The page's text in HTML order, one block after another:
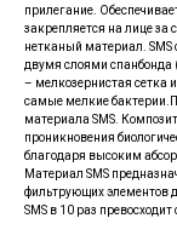
прилегание.
закрепляется на лице за
нетканый материал. SMS
двумя слоями спанбонда
– мелкозернистая сетка
самые мелкие
материала SMS.
проникновения
благодаря высоким
Материал SMS
фильтрующих элементов
SMS в 10 раз